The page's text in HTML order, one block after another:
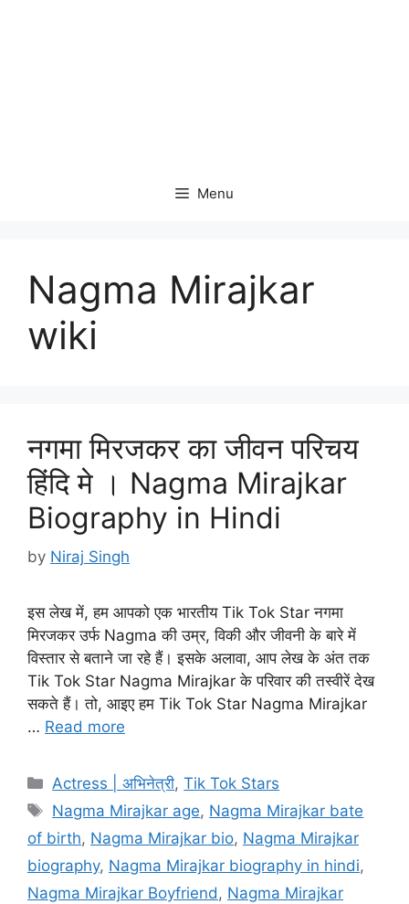
Menu
Nagma Mirajkar
wiki
नगमा मिरजकर का जीवन परिचय
हिंदि मे । Nagma Mirajkar
Biography in Hindi
by Niraj Singh
इस लेख में, हम आपको एक भारतीय Tik Tok Star नगमा
मिरजकर उर्फ Nagma की उम्र, विकी और जीवनी के बारे में
विस्तार से बताने जा रहे हैं। इसके अलावा, आप लेख के अंत तक
Tik Tok Star Nagma Mirajkar के परिवार की तस्वीरें देख
सकते हैं। तो, आइए हम Tik Tok Star Nagma Mirajkar
… Read more
Categories
Actress | अभिनेत्री,Tik Tok Stars
Tags
Nagma Mirajkar age, Nagma Mirajkar bate
of birth, Nagma Mirajkar bio, Nagma Mirajkar
biography, Nagma Mirajkar biography in hindi,
Nagma Mirajkar Boyfriend, Nagma Mirajkar